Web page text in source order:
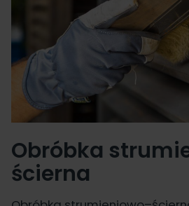
Obróbka
ścierna